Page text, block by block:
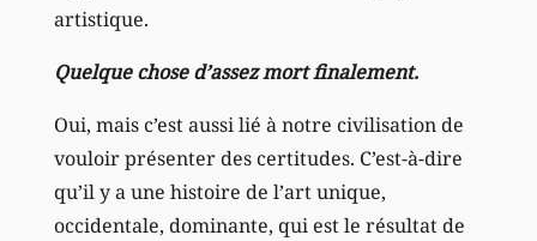
artistique.
Quelque chose d’assez mort finalement.
Oui, mais c’est aussi lié à notre civilisation de
vouloir présenter des certitudes. C’est-à-dire
qu’il y a une histoire de l’art unique,
occidentale, dominante, qui est le résultat de